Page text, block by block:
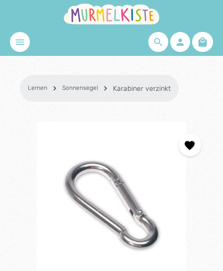
Zum Hauptinhalt springen
Lernen Sonnensegel Karabiner verzinkt